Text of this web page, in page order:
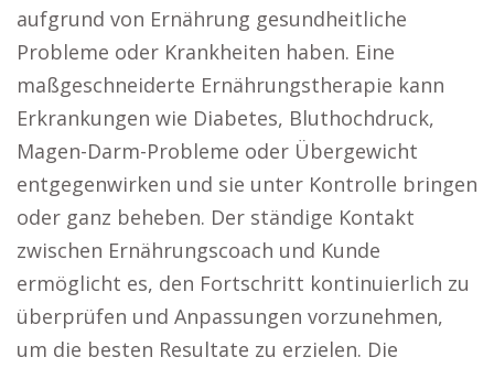
aufgrund von Ernährung gesundheitliche
Probleme oder Krankheiten haben. Eine
maßgeschneiderte Ernährungstherapie kann
Erkrankungen wie Diabetes, Bluthochdruck,
Magen-Darm-Probleme oder Übergewicht
entgegenwirken und sie unter Kontrolle bringen
oder ganz beheben. Der ständige Kontakt
zwischen Ernährungscoach und Kunde
ermöglicht es, den Fortschritt kontinuierlich zu
überprüfen und Anpassungen vorzunehmen,
um die besten Resultate zu erzielen. Die